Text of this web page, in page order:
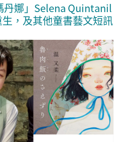
丹娜」Selena Quintanil
，及其他童書藝文短訊